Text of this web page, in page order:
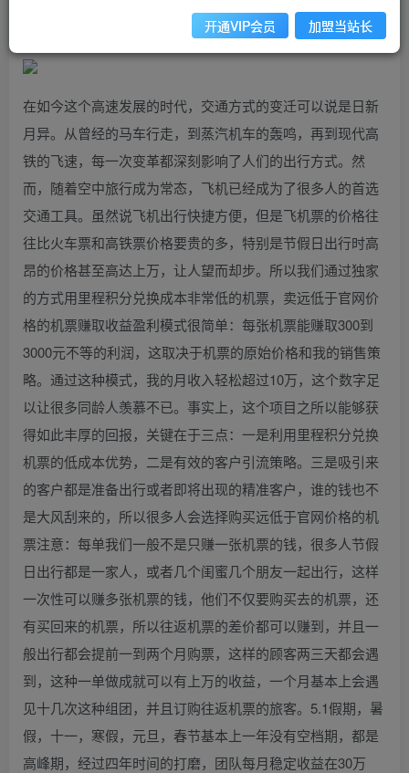
在如今这个高速发展的时代，交通方式的变迁可以说是日新
月异。从曾经的马车行走，到蒸汽机车的轰鸣，再到现代高
铁的飞速，每一次变革都深刻影响了人们的出行方式。然
而，随着空中旅行成为常态，飞机已经成为了很多人的首选
交通工具。虽然说飞机出行快捷方便，但是飞机票的价格往
往比火车票和高铁票价格要贵的多，特别是节假日出行时高
昂的价格甚至高达上万，让人望而却步。所以我们通过独家
的方式用里程积分兑换成本非常低的机票，卖远低于官网价
格的机票赚取收益盈利模式很简单：每张机票能赚取300到
3000元不等的利润，这取决于机票的原始价格和我的销售策
略。通过这种模式，我的月收入轻松超过10万，这个数字足
以让很多同龄人羡慕不已。事实上，这个项目之所以能够获
得如此丰厚的回报，关键在于三点：一是利用里程积分兑换
机票的低成本优势，二是有效的客户引流策略。三是吸引来
的客户都是准备出行或者即将出现的精准客户，谁的钱也不
是大风刮来的，所以很多人会选择购买远低于官网价格的机
票注意：每单我们一般不是只赚一张机票的钱，很多人节假
日出行都是一家人，或者几个闺蜜几个朋友一起出行，这样
一次性可以赚多张机票的钱，他们不仅要购买去的机票，还
有买回来的机票，所以往返机票的差价都可以赚到，并且一
般出行都会提前一到两个月购票，这样的顾客两三天都会遇
到，这种一单做成就可以有上万的收益，一个月基本上会遇
见十几次这种组团，并且订购往返机票的旅客。5.1假期，暑
假，十一，寒假，元旦，春节基本上一年没有空档期，都是
高峰期，经过四年时间的打磨，团队每月稳定收益在30万
开通VIP会员 加盟当站长